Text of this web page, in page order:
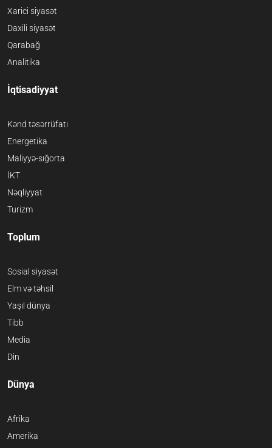
Xarici siyasət
Daxili siyasət
Qarabağ
Analitika
İqtisadiyyat
Kənd təsərrüfatı
Energetika
Maliyyə-sığorta
İKT
Nəqliyyat
Turizm
Toplum
Sosial siyasət
Elm və təhsil
Yaşıl dünya
Tibb
Media
Din
Dünya
Afrika
Amerika